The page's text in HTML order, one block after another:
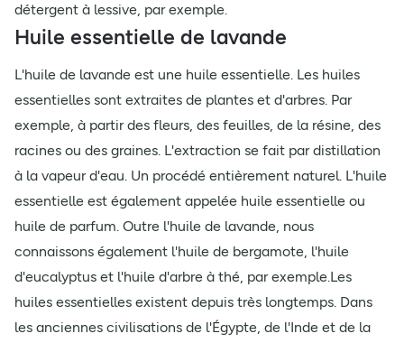
détergent à lessive, par exemple.
Huile essentielle de lavande
L'huile de lavande est une huile essentielle. Les huiles
essentielles sont extraites de plantes et d'arbres. Par
exemple, à partir des fleurs, des feuilles, de la résine, des
racines ou des graines. L'extraction se fait par distillation
à la vapeur d'eau. Un procédé entièrement naturel. L'huile
essentielle est également appelée huile essentielle ou
huile de parfum. Outre l'huile de lavande, nous
connaissons également l'huile de bergamote, l'huile
d'eucalyptus et l'huile d'arbre à thé, par exemple.Les
huiles essentielles existent depuis très longtemps. Dans
les anciennes civilisations de l'Égypte, de l'Inde et de la